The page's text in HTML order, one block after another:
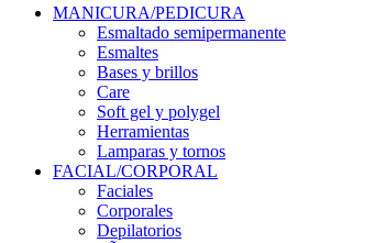
MANICURA/PEDICURA
Esmaltado semipermanente
Esmaltes
Bases y brillos
Care
Soft gel y polygel
Herramientas
Lamparas y tornos
FACIAL/CORPORAL
Faciales
Corporales
Depilatorios